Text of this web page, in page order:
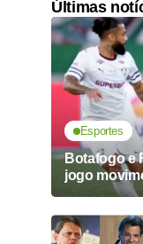
Últimas
Esportes
Botafogo e
jogo